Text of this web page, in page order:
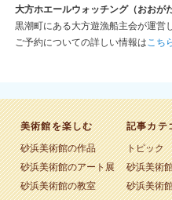
大方ホエールウォッチング（おおが
黒潮町にある大方遊漁船主会が運営
ご予約についての詳しい情報はこち
美術館を楽しむ
砂浜美術館の作品
砂浜美術館のアート展
砂浜美術館の教室
記事カテ
トピック
砂浜美術
砂浜美術